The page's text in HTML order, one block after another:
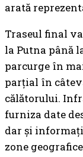
arată
Traseul final
la Putna până
parcurge în
parțial în
călătorului.
furniza date
dar și
zone